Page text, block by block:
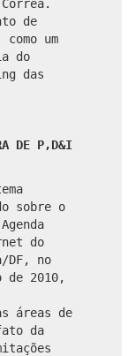
de
um
do
das
DE P,D&I
sobre o
do
DF, no
de 2010,
áreas de
da